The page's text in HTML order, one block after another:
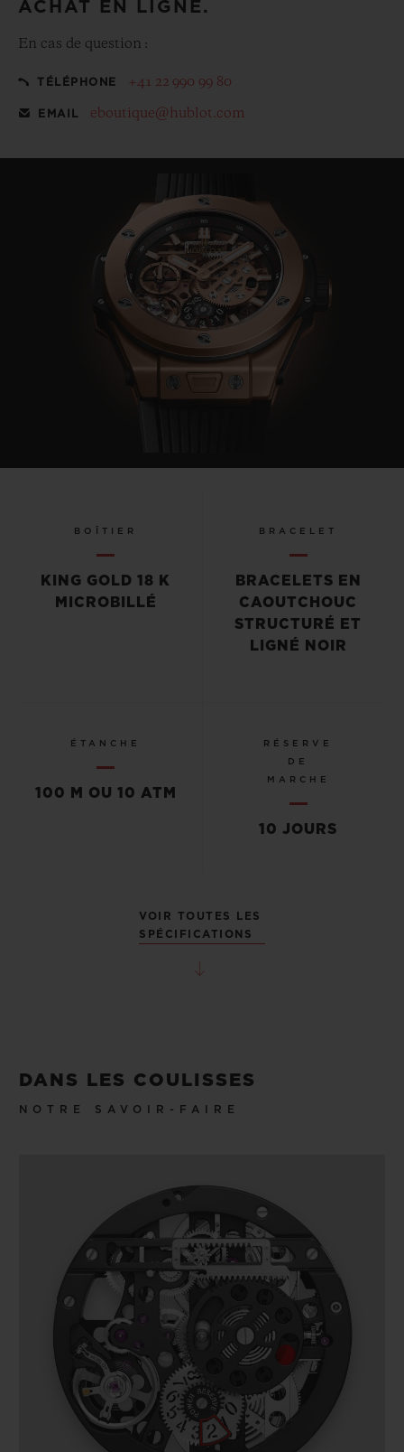
ACHAT EN LIGNE.
En cas de question :
TÉLÉPHONE +41 22 990 99 80
EMAIL eboutique@hublot.com
BOÎTIER
KING GOLD 18 K
MICROBILLÉ
BRACELET
BRACELETS EN
CAOUTCHOUC
STRUCTURÉ ET
LIGNÉ NOIR
ÉTANCHE
100 M OU 10 ATM
RÉSERVE
DE
MARCHE
10 JOURS
VOIR TOUTES LES
SPÉCIFICATIONS
DANS LES COULISSES
NOTRE SAVOIR-FAIRE